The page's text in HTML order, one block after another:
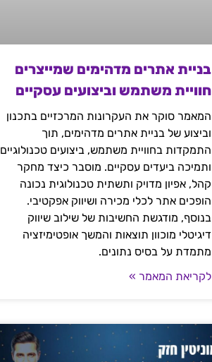
בניית אתרים מדהימים שמייצרים
חוויית משתמש וביצועים עסקיים
המאמר סוקר את העקרונות המרכזיים בתכנון
וביצוע של בניית אתרים מדהימים, תוך
התמקדות בחוויית משתמש, ביצועים טכנולוגיים
ותמיכה ביעדים עסקיים. מוסבר כיצד מחקר
קהל, אפיון מדויק ותשתית טכנולוגית נכונה
הופכים אתר לכלי מכירה ושיווק אפקטיבי.
בנוסף, מודגשת החשיבות של שילוב שיווק
דיגיטלי מוכוון תוצאות והמשך אופטימיזציה
מתמדת על בסיס נתונים.
לקריאת המאמר »